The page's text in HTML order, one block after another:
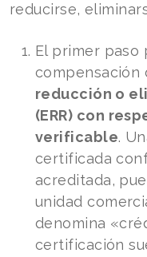
reducirse,
El primer paso
compensación
reducción o
(ERR) con
verificable.
certificada
acreditada,
unidad
denomina
certificación